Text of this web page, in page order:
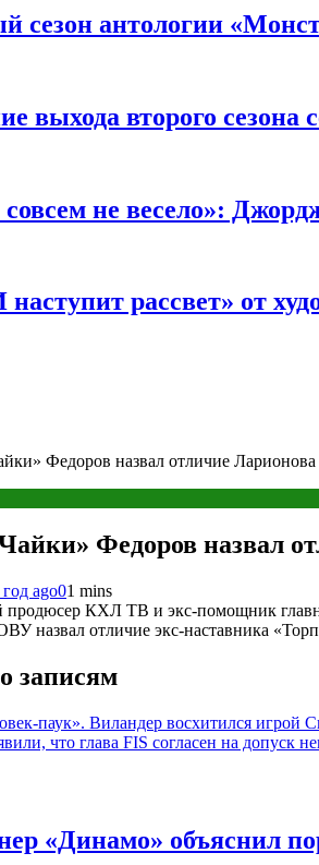
сезон антологии
выхода второго
совсем не весело»:
рассвет» от
Федоров назвал отличие Ларионова
Федоров назвал
год ago01 mins
КХЛ ТВ и экс-помощник
назвал отличие экс-наставника
записям
паук». Виландер восхитился игрой
что глава FIS согласен на допуск
«Динамо» объяснил